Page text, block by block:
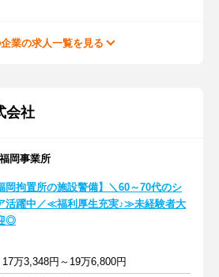
業の求人一覧を見る
会社
岡事業所
岡拘置所の施設警備】＼60～70代のシ
活躍中／≪福利厚生充実♪≫未経験者大
◎
17万3,348円～19万6,800円